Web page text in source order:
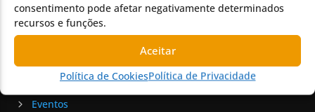
consentimento pode afetar negativamente determinados
recursos e funções.
Aceitar
Política de CookiesPolítica de Privacidade
Início
Eventos